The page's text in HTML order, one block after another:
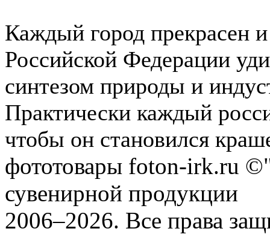
Каждый город прекрасен
Российской Федерации
синтезом природы и
Практически каждый
чтобы он становился
фототовары foton-irk.ru
сувенирной продукции
2006–2026. Все права